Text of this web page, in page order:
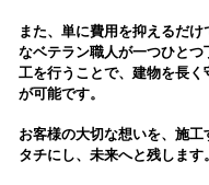
また、単に費用を抑えるだけ
なベテラン職人が一つひとつ
工を行うことで、建物を長く
が可能です。
お客様の大切な想いを、施工
タチにし、未来へと残します。